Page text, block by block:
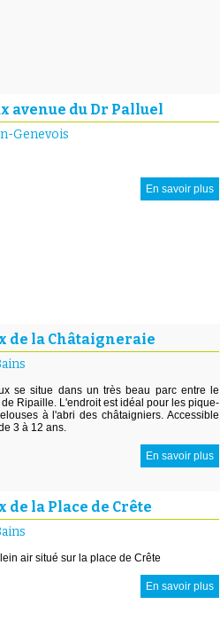
avenue du Dr Palluel
Genevois
En savoir plus
de la Châtaigneraie
se situe dans un très beau parc entre le
de Ripaille. L'endroit est idéal pour les pique-
à l'abri des châtaigniers. Accessible
3 à 12 ans.
En savoir plus
de la Place de Crête
air situé sur la place de Crête
En savoir plus